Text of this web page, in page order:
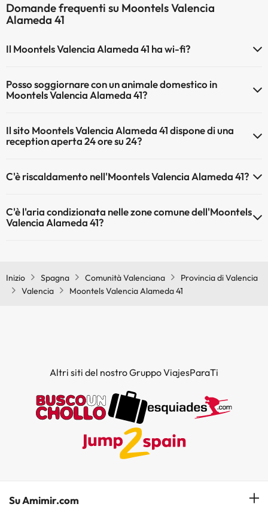
Domande frequenti su Moontels Valencia
Alameda 41
Il Moontels Valencia Alameda 41 ha wi-fi?
Posso soggiornare con un animale domestico in
Moontels Valencia Alameda 41?
Il sito Moontels Valencia Alameda 41 dispone di una
reception aperta 24 ore su 24?
su 24
C'è riscaldamento nell'Moontels Valencia Alameda 41?
aree comuni
C'è l'aria condizionata nelle zone comune dell'Moontels
Valencia Alameda 41?
Inizio
Spagna Comunità Valenciana
Provincia di Valencia
Valencia
Moontels Valencia Alameda 41
Altri siti del nostro Gruppo ViajesParaTi
Su Amimir.com